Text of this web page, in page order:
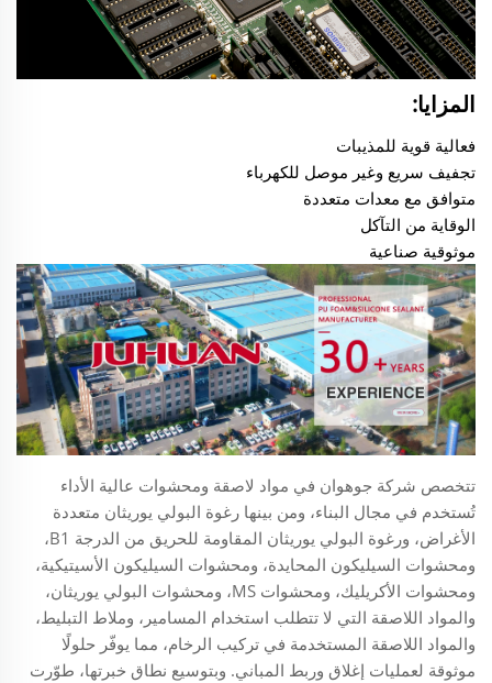
المزايا:
فعالية قوية للمذيبات
تجفيف سريع وغير موصل للكهرباء
متوافق مع معدات متعددة
الوقاية من التآكل
موثوقية صناعية
تتخصص شركة جوهوان في مواد لاصقة ومحشوات عالية الأداء
تُستخدم في مجال البناء، ومن بينها رغوة البولي يوريثان متعددة
الأغراض، ورغوة البولي يوريثان المقاومة للحريق من الدرجة B1،
ومحشوات السيليكون المحايدة، ومحشوات السيليكون الأسيتيكية،
ومحشوات الأكريليك، ومحشوات MS، ومحشوات البولي يوريثان،
والمواد اللاصقة التي لا تتطلب استخدام المسامير، وملاط التبليط،
والمواد اللاصقة المستخدمة في تركيب الرخام، مما يوفّر حلولًا
موثوقة لعمليات إغلاق وربط المباني. وبتوسيع نطاق خبرتها، طوّرت